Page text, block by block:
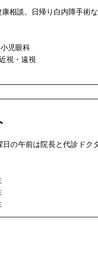
相談。日帰り白内障手術な
児眼科
視・遠視
日の午前は院長と代診ドク